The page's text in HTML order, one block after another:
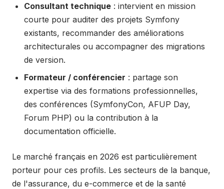
Consultant technique : intervient en mission
courte pour auditer des projets Symfony
existants, recommander des améliorations
architecturales ou accompagner des migrations
de version.
Formateur / conférencier : partage son
expertise via des formations professionnelles,
des conférences (SymfonyCon, AFUP Day,
Forum PHP) ou la contribution à la
documentation officielle.
Le marché français en 2026 est particulièrement
porteur pour ces profils. Les secteurs de la banque,
de l'assurance, du e-commerce et de la santé